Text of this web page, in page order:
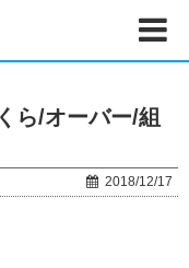
ら/オーバー/組
2018/12/17